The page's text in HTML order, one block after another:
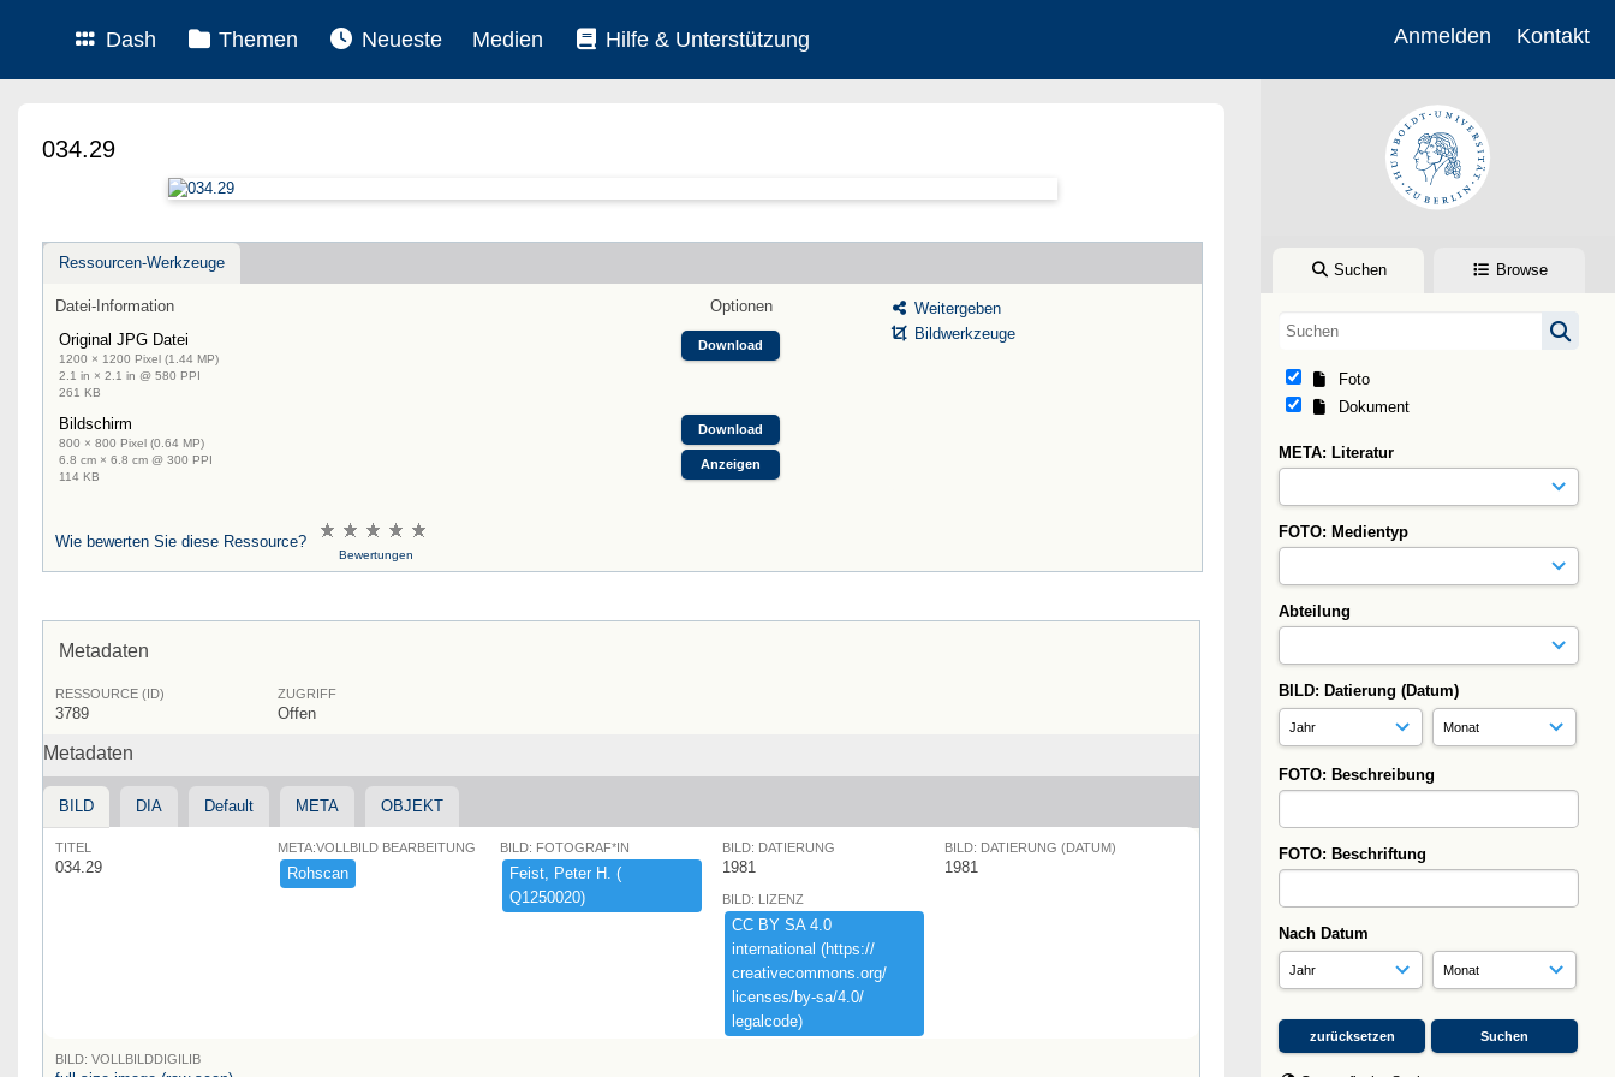
Dash Themen Neueste Medien Hilfe & Unterstützung Anmelden Kontakt
Suchen Browse
Foto
Dokument
META: Literatur
FOTO: Medientyp
Abteilung
BILD: Datierung (Datum)
FOTO: Beschreibung
FOTO: Beschriftung
Nach Datum
034.29
Ressourcen-Werkzeuge
Datei-Information
Optionen
Original JPG Datei
1200 × 1200 Pixel (1.44 MP)
2.1 in × 2.1 in @ 580 PPI
261 KB
Download
Bildschirm
800 × 800 Pixel (0.64 MP)
6.8 cm × 6.8 cm @ 300 PPI
114 KB
Download
Anzeigen
Weitergeben
Bildwerkzeuge
Wie bewerten Sie diese Ressource?
Bewertungen
Metadaten
RESSOURCE (ID)
3789
ZUGRIFF
Offen
Metadaten
BILD DIA Default META OBJEKT
TITEL
034.29
META:VOLLBILD BEARBEITUNG
Rohscan
BILD: FOTOGRAF*IN
Feist,​ ​Peter ​H.​ ​(​
Q1250020)​
BILD: DATIERUNG
1981
BILD: DATIERUNG (DATUM)
1981
BILD: LIZENZ
CC ​BY ​SA ​4.​0 ​
international ​(​https:​/​/​
creativecommons.​org/​
licenses/​by-​sa/​4.​0/​
legalcode)​
BILD: VOLLBILDDIGILIB